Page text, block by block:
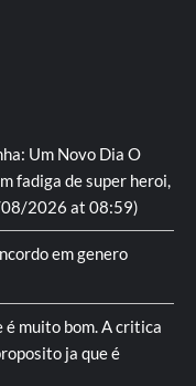
Um Novo Dia O
fadiga de super heroi,
2026 at 08:59)
em genero
é muito bom. A critica
ja que é